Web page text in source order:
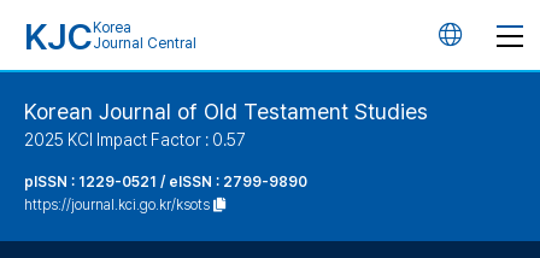
KJC Korea
Journal Central
언
Korean Journal of Old Testament Studies
2025 KCI Impact Factor : 0.57
pISSN : 1229-0521 / eISSN : 2799-9890
https://journal.kci.go.kr/ksots